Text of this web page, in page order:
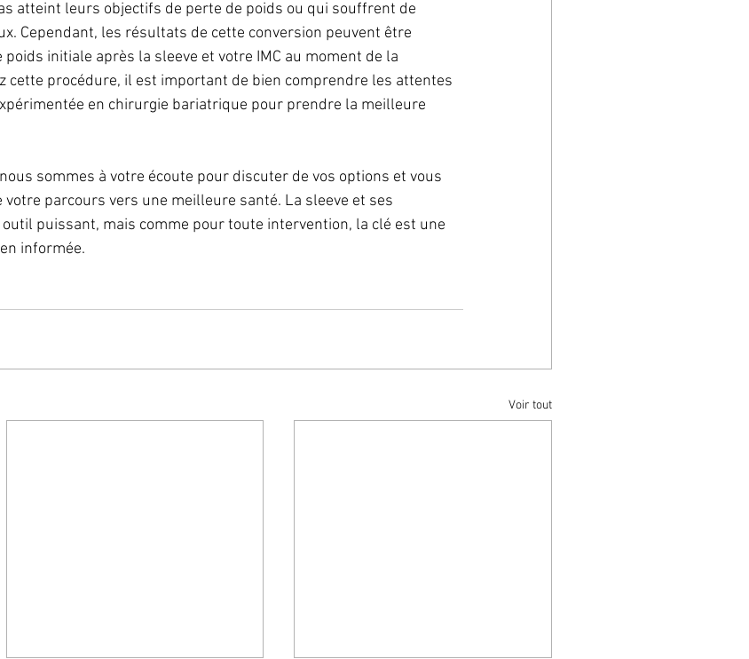
atteint leurs objectifs de perte de poids ou qui souffrent de
Cependant, les résultats de cette conversion peuvent être
initiale après la sleeve et votre IMC au moment de la
cette procédure, il est important de bien comprendre les attentes
en chirurgie bariatrique pour prendre la meilleure
sommes à votre écoute pour discuter de vos options et vous
votre parcours vers une meilleure santé. La sleeve et ses
puissant, mais comme pour toute intervention, la clé est une
informée.
Voir tout